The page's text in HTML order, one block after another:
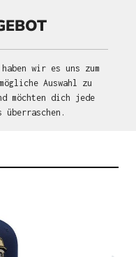
wir es uns zum
Auswahl zu
möchten dich jede
überraschen.